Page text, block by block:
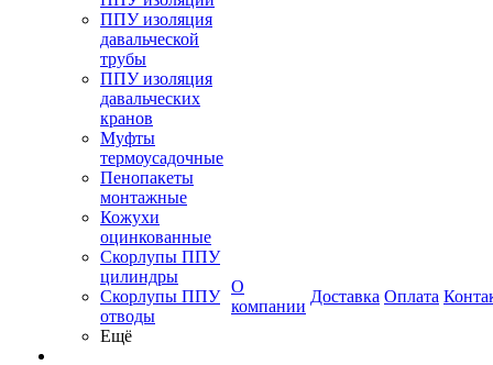
ППУ изоляция
давальческой
трубы
ППУ изоляция
давальческих
кранов
Муфты
термоусадочные
Пенопакеты
монтажные
Кожухи
оцинкованные
Скорлупы ППУ
цилиндры
Скорлупы ППУ
отводы
Ещё
О
компании
Доставка Оплата